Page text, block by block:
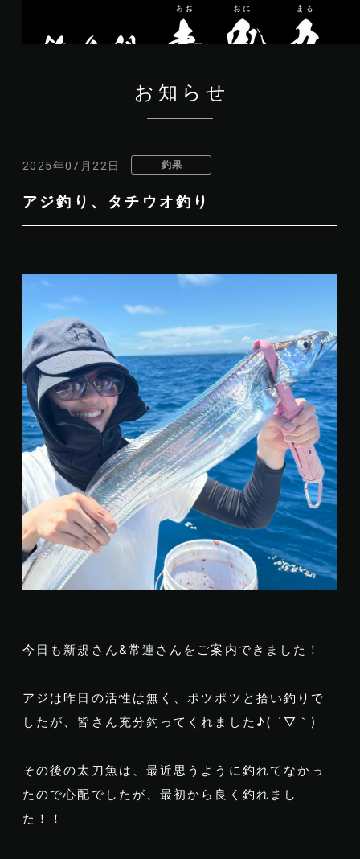
お知らせ
2025年07月22日 釣果
アジ釣り、タチウオ釣り
今日も新規さん&常連さんをご案内できました！
アジは昨日の活性は無く、ポツポツと拾い釣りで
したが、皆さん充分釣ってくれました♪( ´▽｀)
その後の太刀魚は、最近思うように釣れてなかっ
たので心配でしたが、最初から良く釣れまし
た！！